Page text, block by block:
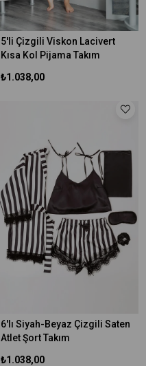
5'li Çizgili Viskon Lacivert
Kısa Kol Pijama Takım
₺1.038,00
6'lı Siyah-Beyaz Çizgili Saten
Atlet Şort Takım
₺1.038,00